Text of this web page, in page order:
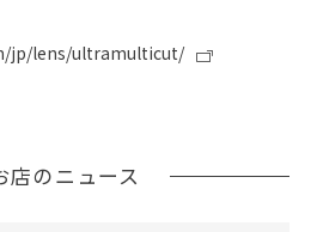
jp/lens/ultramulticut/
店のニュース